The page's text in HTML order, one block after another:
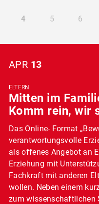
4 5 6
APR 13
ELTERN
Mitten im
Komm rein, wir
Das Online- Format
verantwortungsvolle
als offenes Angebot an
Erziehung mit
Fachkraft mit anderen
wollen. Neben einem
zum wissenschaftlichen